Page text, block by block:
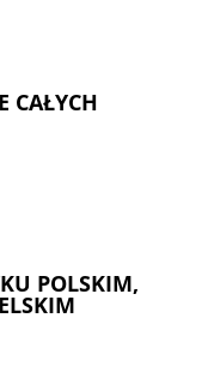
CAŁYCH
POLSKIM,